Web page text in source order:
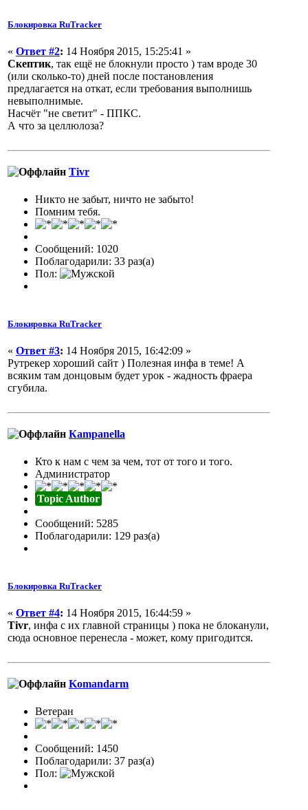
Блокировка RuTracker
« Ответ #2: 14 Ноября 2015, 15:25:41 »
Скептик, так ещё не блокнули просто ) там вроде 30
(или сколько-то) дней после постановления
предлагается на откат, если требования выполнишь
невыполнимые.
Насчёт "не светит" - ППКС.
А что за целлюлоза?
Tivr
Никто не забыт, ничто не забыто!
Помним тебя.
Сообщений: 1020
Поблагодарили: 33 раз(а)
Пол:
Блокировка RuTracker
« Ответ #3: 14 Ноября 2015, 16:42:09 »
Рутрекер хороший сайт ) Полезная инфа в теме! А
всяким там донцовым будет урок - жадность фраера
сгубила.
Кampanella
Кто к нам с чем за чем, тот от того и того.
Администратор
Topic Author
Сообщений: 5285
Поблагодарили: 129 раз(а)
Блокировка RuTracker
« Ответ #4: 14 Ноября 2015, 16:44:59 »
Tivr, инфа с их главной страницы ) пока не блоканули,
сюда основное перенесла - может, кому пригодится.
Komandarm
Ветеран
Сообщений: 1450
Поблагодарили: 37 раз(а)
Пол: